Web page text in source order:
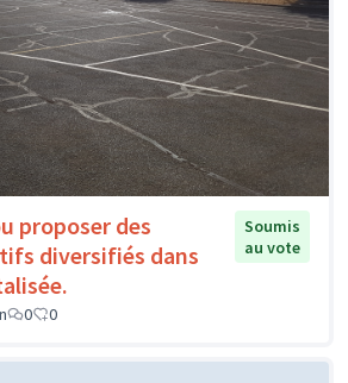
proposer des
diversifiés dans
Soumis
au vote
0 0